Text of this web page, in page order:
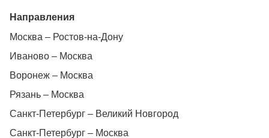
Направления
Москва – Ростов-на-Дону
Иваново – Москва
Воронеж – Москва
Рязань – Москва
Санкт-Петербург – Великий Новгород
Санкт-Петербург – Москва